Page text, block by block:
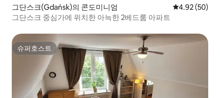
그단스크(Gdańsk)의 콘도미니엄 평점 4.92점(5
4.92 (50)
그단스크 중심가에 위치한 아늑한 2베드룸 아파트
슈퍼호스트
슈퍼호스트